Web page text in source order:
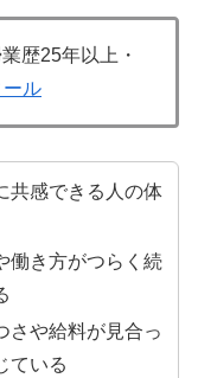
歴25年以上・
ール
共感できる人の体
働き方がつらく続
さや給料が見合っ
ている